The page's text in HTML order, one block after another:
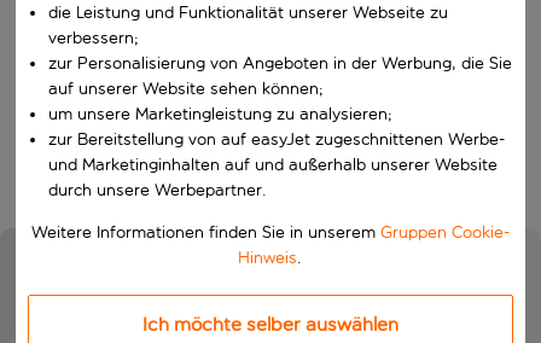
Wähle ein Ab- und Rückflugdatum aus.
Wer
Suchen
die Leistung und Funktionalität unserer Webseite zu
verbessern;
zur Personalisierung von Angeboten in der Werbung, die Sie
auf unserer Website sehen können;
um unsere Marketingleistung zu analysieren;
zur Bereitstellung von auf easyJet zugeschnittenen Werbe-
und Marketinginhalten auf und außerhalb unserer Website
durch unsere Werbepartner.
Weitere Informationen finden Sie in unserem Gruppen Cookie-
Hinweis.
Ich möchte selber auswählen